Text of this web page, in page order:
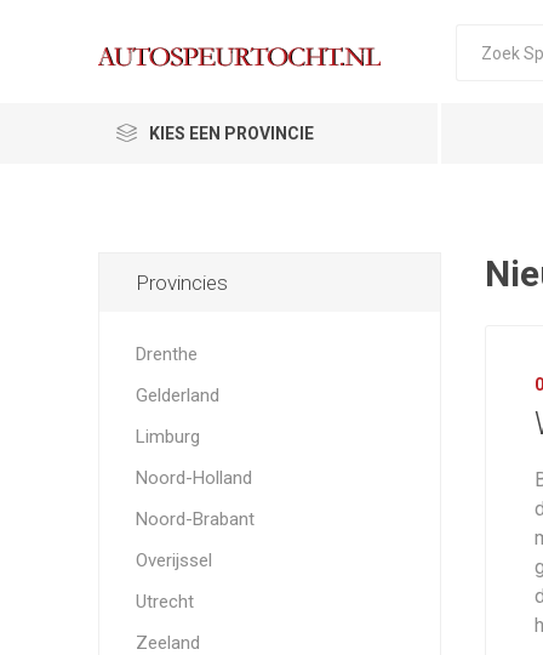
KIES EEN PROVINCIE
Provincies
Drenthe
Gelderland
Limburg
Noord-Holland
Noord-Brabant
Overijssel
Utrecht
Zeeland